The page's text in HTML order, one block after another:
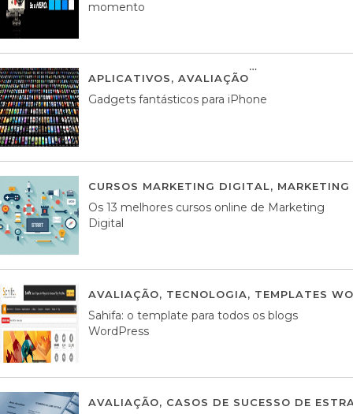
momento
APLICATIVOS, AVALIAÇÃO
Gadgets fantásticos para iPhone
CURSOS MARKETING DIGITAL,
Os 13 melhores cursos online de Marketing
Digital
AVALIAÇÃO, TECNOLOGIA, TEMPLATES
Sahifa: o template para todos os blogs
WordPress
AVALIAÇÃO, CASOS DE SUCESSO DE